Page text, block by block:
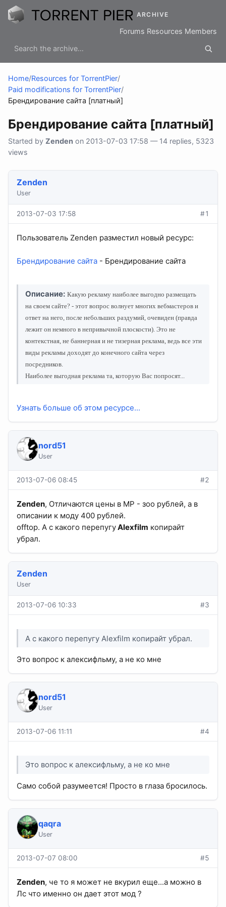
ARCHIVE
Forums Resources Members
Home/Resources for TorrentPier/
Paid modifications for TorrentPier/
Брендирование сайта [платный]
Брендирование сайта [платный]
Started by Zenden on 2013-07-03 17:58 — 14 replies, 5323
views
Zenden
User
2013-07-03 17:58 #1
Пользователь Zenden разместил новый ресурс:
Брендирование сайта - Брендирование сайта
Описание: Какую рекламу наиболее выгодно размещать
на своем сайте? - этот вопрос волнует многих вебмастеров и
ответ на него, после небольших раздумий, очевиден (правда
лежит он немного в непривычной плоскости). Это не
контекстная, не баннерная и не тизерная реклама, ведь все эти
виды рекламы доходят до конечного сайта через
посредников.
Наиболее выгодная реклама та, которую Вас попросят...
Узнать больше об этом ресурсе...
nord51
User
2013-07-06 08:45 #2
Zenden, Отличаются цены в МР - зоо рублей, а в
описании к моду 400 рублей.
offtop. А с какого перепугуAlexfilm копирайт
убрал.
Zenden
User
2013-07-06 10:33 #3
А с какого перепугу Alexfilm копирайт убрал.
Это вопрос к алексифльму, а не ко мне
nord51
User
2013-07-06 11:11 #4
Это вопрос к алексифльму, а не ко мне
Само собой разумеется! Просто в глаза бросилось.
qaqra
User
2013-07-07 08:00 #5
Zenden, че то я может не вкурил еще...а можно в
Лс что именно он дает этот мод ?